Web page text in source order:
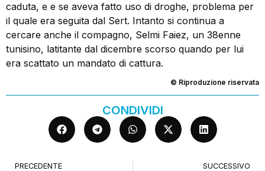
caduta, e e se aveva fatto uso di droghe, problema per
il quale era seguita dal Sert. Intanto si continua a
cercare anche il compagno, Selmi Faiez, un 38enne
tunisino, latitante dal dicembre scorso quando per lui
era scattato un mandato di cattura.
© Riproduzione riservata
CONDIVIDI
PRECEDENTE SUCCESSIVO